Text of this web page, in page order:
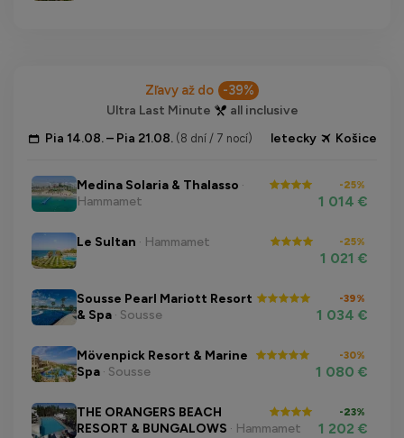
Zľavy až do -39%
Ultra Last Minute
all inclusive
Pia 14.08. – Pia 21.08. (8 dní / 7 nocí) letecky Košice
Medina Solaria & Thalasso ·
Hammamet
-25%
1 014 €
Le Sultan · Hammamet -25%
1 021 €
Sousse Pearl Mariott Resort
& Spa · Sousse
-39%
1 034 €
Mövenpick Resort & Marine
Spa · Sousse
-30%
1 080 €
THE ORANGERS BEACH
RESORT & BUNGALOWS · Hammamet
-23%
1 202 €